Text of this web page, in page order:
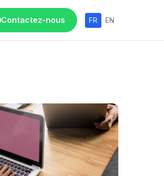
Contactez-nous FR EN